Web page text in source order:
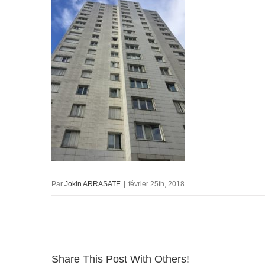
Par Jokin ARRASATE février 25th, 2018
Share This Post With Others!